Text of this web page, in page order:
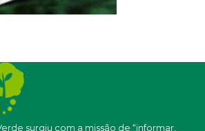
surgiu com a missão de “informar,